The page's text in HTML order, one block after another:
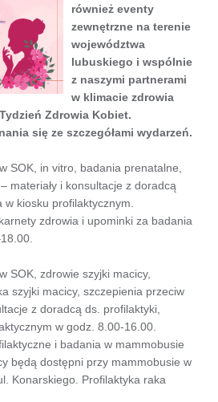
również eventy
zewnętrzne na terenie
województwa
lubuskiego i wspólnie
z naszymi partnerami
w klimacie zdrowia
Zdrowia Kobiet.
się ze szczegółami wydarzeń.
SOK, in vitro, badania prenatalne,
materiały i konsultacje z doradcą
kiosku profilaktycznym.
zdrowia i upominki za badania
SOK, zdrowie szyjki macicy,
szyjki macicy, szczepienia przeciw
z doradcą ds. profilaktyki,
w godz. 8.00-16.00.
i badania w mammobusie
będą dostępni przy mammobusie w
Konarskiego. Profilaktyka raka